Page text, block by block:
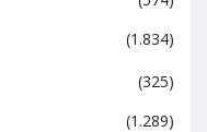
(1.834)
(325)
(1.289)